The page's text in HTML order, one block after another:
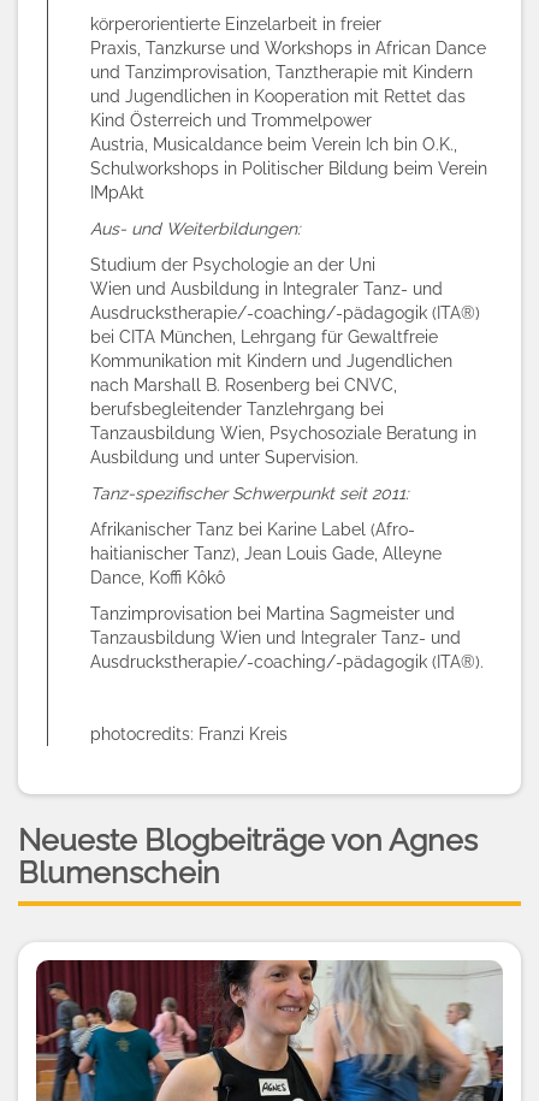
körperorientierte Einzelarbeit in freier
Praxis, Tanzkurse und Workshops in African Dance
und Tanzimprovisation, Tanztherapie mit Kindern
und Jugendlichen in Kooperation mit Rettet das
Kind Österreich und Trommelpower
Austria, Musicaldance beim Verein Ich bin O.K.,
Schulworkshops in Politischer Bildung beim Verein
IMpAkt
Aus- und Weiterbildungen:
Studium der Psychologie an der Uni
Wien und Ausbildung in Integraler Tanz- und
Ausdruckstherapie/-coaching/-pädagogik (ITA®)
bei CITA München, Lehrgang für Gewaltfreie
Kommunikation mit Kindern und Jugendlichen
nach Marshall B. Rosenberg bei CNVC,
berufsbegleitender Tanzlehrgang bei
Tanzausbildung Wien, Psychosoziale Beratung in
Ausbildung und unter Supervision.
Tanz-spezifischer Schwerpunkt seit 2011:
Afrikanischer Tanz bei Karine Label (Afro-
haitianischer Tanz), Jean Louis Gade, Alleyne
Dance, Koffi Kôkô
Tanzimprovisation bei Martina Sagmeister und
Tanzausbildung Wien und
Integraler Tanz- und
Ausdruckstherapie/-coaching/-pädagogik (ITA®).
photocredits: Franzi Kreis
Neueste Blogbeiträge von Agnes
Blumenschein